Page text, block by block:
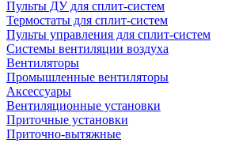
Пульты ДУ для сплит-систем
Термостаты для сплит-систем
Пульты управления для сплит-систем
Системы вентиляции воздуха
Вентиляторы
Промышленные вентиляторы
Аксессуары
Вентиляционные установки
Приточные установки
Приточно-вытяжные